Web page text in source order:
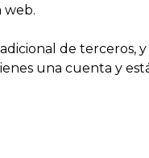
web.
de terceros,
una cuenta y